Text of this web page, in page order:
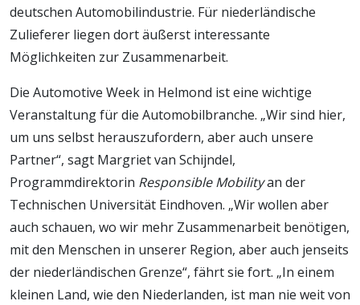
deutschen Automobilindustrie. Für niederländische
Zulieferer liegen dort äußerst interessante
Möglichkeiten zur Zusammenarbeit.
Die Automotive Week in Helmond ist eine wichtige
Veranstaltung für die Automobilbranche. „Wir sind hier,
um uns selbst herauszufordern, aber auch unsere
Partner“, sagt Margriet van Schijndel,
Programmdirektorin Responsible Mobilityan der
Technischen Universität Eindhoven. „Wir wollen aber
auch schauen, wo wir mehr Zusammenarbeit benötigen,
mit den Menschen in unserer Region, aber auch jenseits
der niederländischen Grenze“, fährt sie fort. „In einem
kleinen Land, wie den Niederlanden, ist man nie weit von